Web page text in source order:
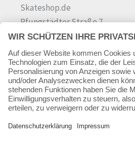
Skateshop.de
Pfungstädter Straße 7
64342 Seeheim-Jugenheim
Tel.06257 868181
Mail:info@skateshop.de
Warenkorb
Mein Konto